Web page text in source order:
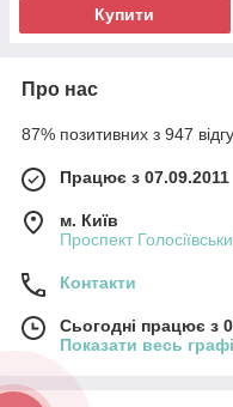
Купити
Про нас
87% позитивних з 947
Працює з 07.09.2011
м. Київ
Проспект
Контакти
Сьогодні працює з
Показати весь